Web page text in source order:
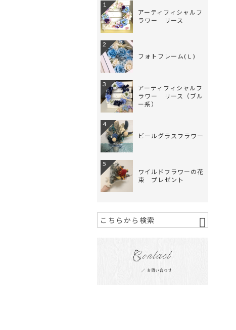
アーティフィシャルフ
ラワー リース
1
フォトフレーム( L )
2
アーティフィシャルフ
ラワー リース（ブル
ー系）
3
ビールグラスフラワー
4
ワイルドフラワーの花
束 プレゼント
5